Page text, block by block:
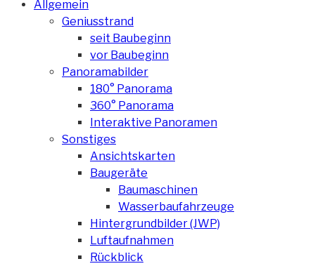
Allgemein
Geniusstrand
seit Baubeginn
vor Baubeginn
Panoramabilder
180° Panorama
360° Panorama
Interaktive Panoramen
Sonstiges
Ansichtskarten
Baugeräte
Baumaschinen
Wasserbaufahrzeuge
Hintergrundbilder (JWP)
Luftaufnahmen
Rückblick